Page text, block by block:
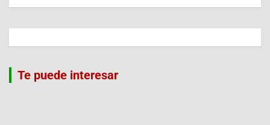
Te puede interesar